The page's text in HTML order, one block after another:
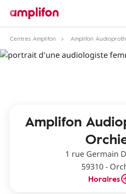
Centres Amplifon
Amplifon
Amplifon
1 rue Germain
59310 -
Horaires